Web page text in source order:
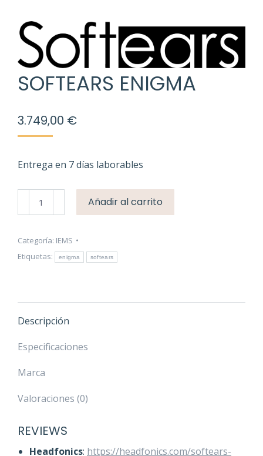
SOFTEARS ENIGMA
3.749,00 €
Entrega en 7 días laborables
Enigma
Añadir al carrito
Categoría: IEMS
Etiquetas:
enigma softears
Descripción
Especificaciones
Marca
Valoraciones (0)
REVIEWS
Headfonics: https://headfonics.com/softears-